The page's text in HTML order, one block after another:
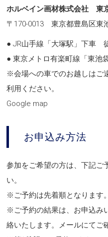
ホルベイン画材株式会社 東
〒170-0013 東京都豊島区東
● JR山手線「大塚駅」下車
● 東京メトロ有楽町線「東
※会場への車でのお越しはご
利用ください。
Google map
お申込み方法
参加をご希望の方は、下記ご
い。
※ご予約は先着順となります。
※ご予約の結果は、お申込み
絡いたします。 メールにてご